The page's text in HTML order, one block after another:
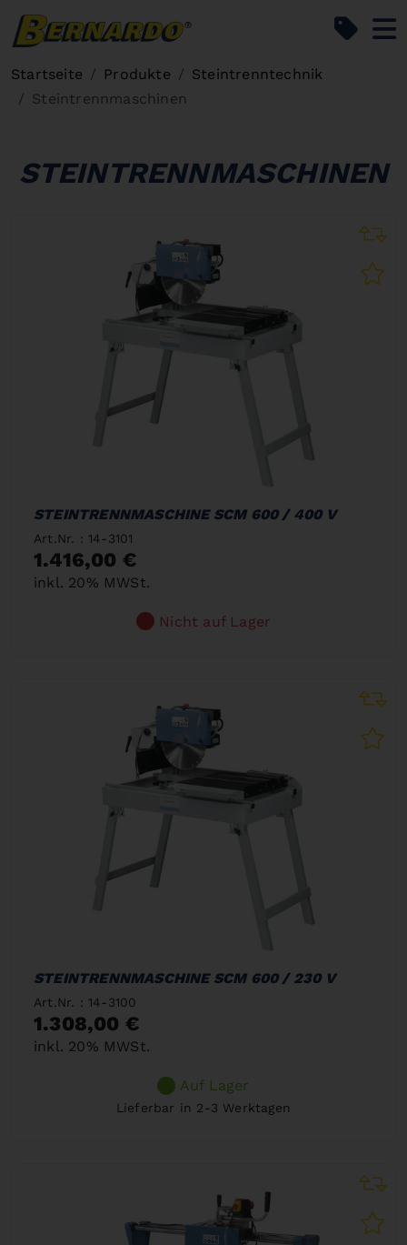
Startseite Produkte
Steintrenntechnik
Steintrennmaschinen
STEINTRENNMASCHINEN
STEINTRENNMASCHINE SCM 600 / 400 V
Art.Nr. : 14-3101
1.416,00 €
inkl. 20% MWSt.
Nicht auf Lager
STEINTRENNMASCHINE SCM 600 / 230 V
Art.Nr. : 14-3100
1.308,00 €
inkl. 20% MWSt.
Auf Lager
Lieferbar in 2-3 Werktagen